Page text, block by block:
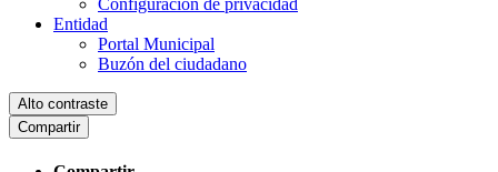
Configuración de privacidad
Entidad
Portal Municipal
Buzón del ciudadano
Alto contraste
Compartir